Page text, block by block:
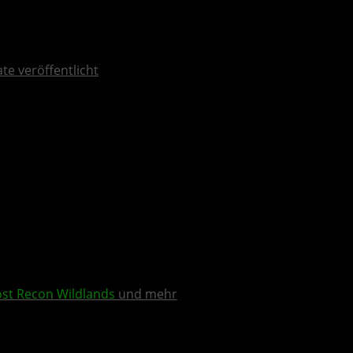
veröffentlicht
Recon Wildlands und mehr